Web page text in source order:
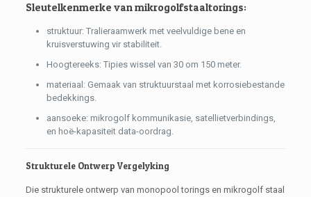
Sleutelkenmerke van mikrogolfstaaltorings:
struktuur: Tralieraamwerk met veelvuldige bene en
kruisverstuwing vir stabiliteit.
Hoogtereeks: Tipies wissel van 30 om 150 meter.
materiaal: Gemaak van struktuurstaal met korrosiebestande
bedekkings.
aansoeke: mikrogolf kommunikasie, satellietverbindings,
en hoë-kapasiteit data-oordrag.
Strukturele Ontwerp Vergelyking
Die strukturele ontwerp van monopool torings en mikrogolf staal